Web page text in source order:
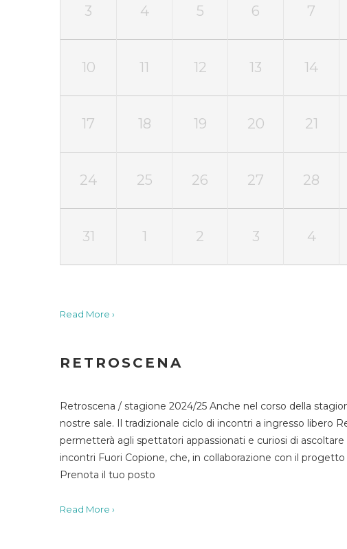
3 4 5 6 7
10 11 12 13 14
17 18 19 20 21
24 25 26 27 28
31 1 2 3 4
Read More ›
RETROSCENA
Retroscena / stagione 2024/25 Anche nel corso della
nostre sale. Il tradizionale ciclo di incontri a ingresso libero
permetterà agli spettatori appassionati e curiosi di
incontri Fuori Copione, che, in collaborazione con il
Prenota il tuo posto
Read More ›